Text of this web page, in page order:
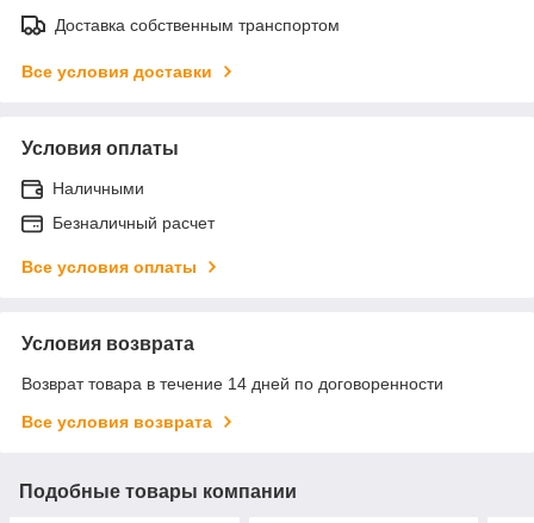
Доставка собственным транспортом
Все условия доставки
Условия оплаты
Наличными
Безналичный расчет
Все условия оплаты
Условия возврата
Возврат товара в течение 14 дней по договоренности
Все условия возврата
Подобные товары компании